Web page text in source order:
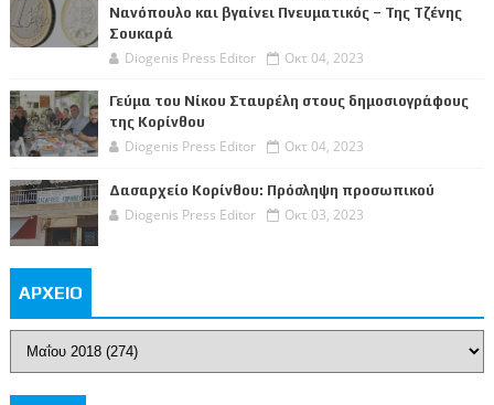
Νανόπουλο και βγαίνει Πνευματικός – Της Τζένης
Σουκαρά
Diogenis Press Editor Οκτ 04, 2023
Γεύμα του Νίκου Σταυρέλη στους δημοσιογράφους
της Κορίνθου
Diogenis Press Editor Οκτ 04, 2023
Δασαρχείο Κορίνθου: Πρόσληψη προσωπικού
Diogenis Press Editor Οκτ 03, 2023
ΑΡΧΕΙΟ